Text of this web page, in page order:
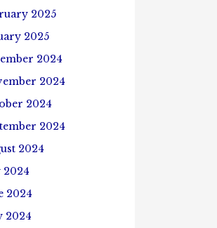
2025
2025
2024
2024
2024
2024
2024
2024
2024
2024